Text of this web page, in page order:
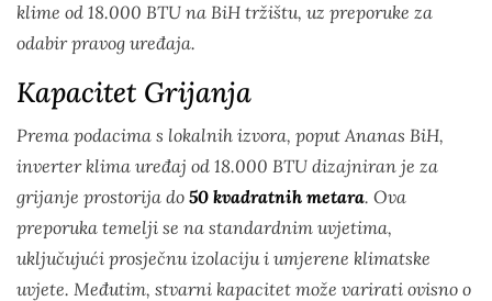
klime od 18.000 BTU na BiH tržištu, uz preporuke za
odabir pravog uređaja.
Kapacitet Grijanja
Prema podacima s lokalnih izvora, poput Ananas BiH,
inverter klima uređaj od 18.000 BTU dizajniran je za
grijanje prostorija do 50 kvadratnih metara. Ova
preporuka temelji se na standardnim uvjetima,
uključujući prosječnu izolaciju i umjerene klimatske
uvjete. Međutim, stvarni kapacitet može varirati ovisno o